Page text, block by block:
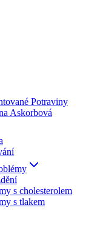
Potraviny
Askorbová
s cholesterolem
s tlakem